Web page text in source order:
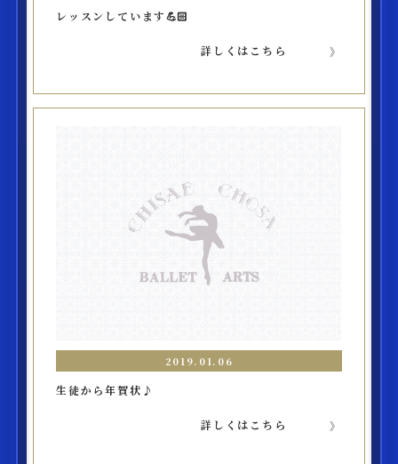
レッスンしています💪🏻
詳しくはこちら
2019.01.06
生徒から年賀状♪
詳しくはこちら